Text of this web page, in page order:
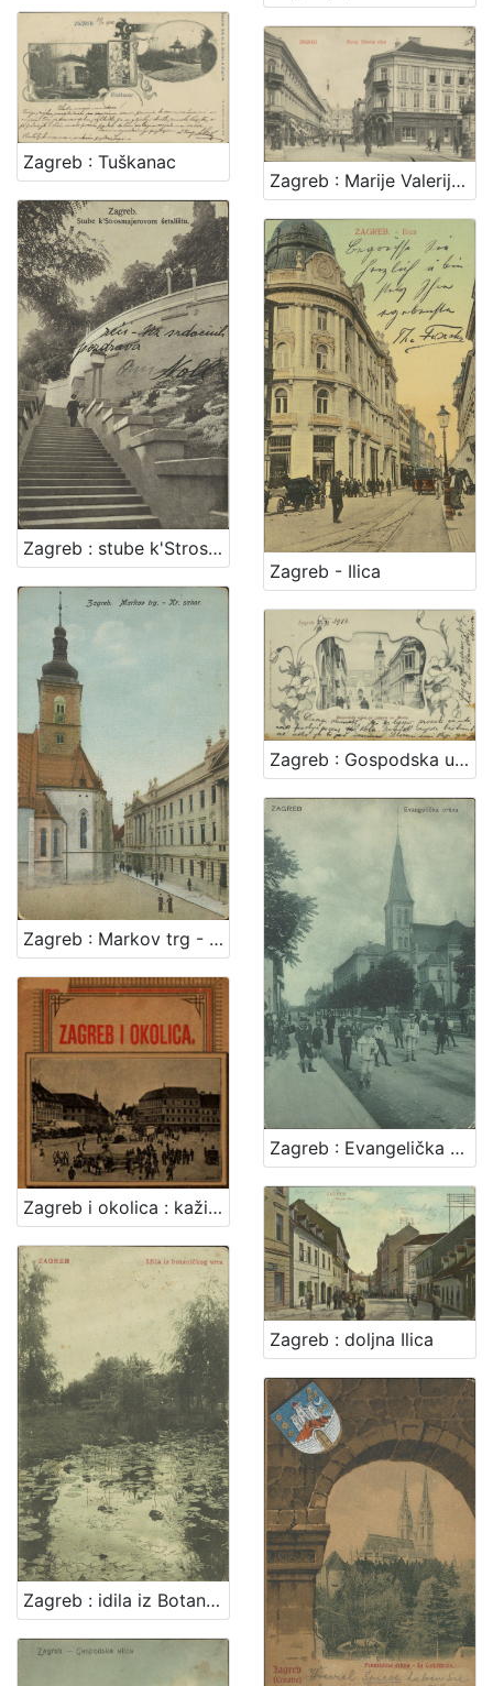
Zagreb : Tuškanac
Zagreb : stube k'Strosmjerovom šetalištu
Zagreb : Markov trg - Kr. sabor
Zagreb : Marije Valerije ulica
Zagreb i okolica : kažiput za urodjenike i strance : sa 43 slike i 2 nacrta / složio A. Hudovski
Zagreb - Ilica
Zagreb : idila iz Botaničkog vrta
Zagreb : Gospodska ulica sa crkvom sv. Marka
Zagreb : Evangelička crkva
Zagreb : doljna Ilica